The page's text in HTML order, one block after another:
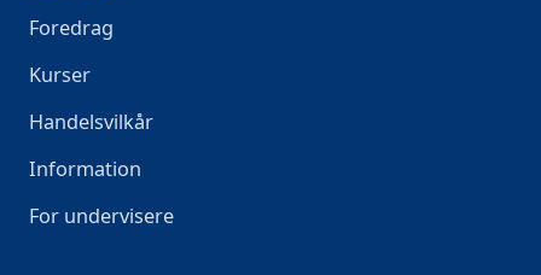
Foredrag
Kurser
Handelsvilkår
Information
For undervisere